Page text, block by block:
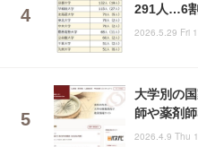
291人…6
2026.5.29 Fri
大学別の
師や薬剤
2026.4.9 Thu